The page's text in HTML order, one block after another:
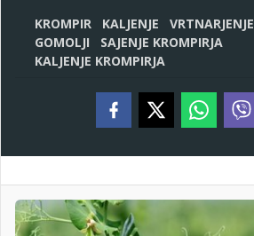
KROMPIR KALJENJE VRTNARJENJE
GOMOLJI
SAJENJE KROMPIRJA
KALJENJE KROMPIRJA